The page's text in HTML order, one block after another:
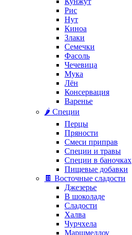
Рис
Нут
Киноа
Злаки
Семечки
Фасоль
Чечевица
Мука
Лён
Консервация
Варенье
🌶️ Специи
Перцы
Пряности
Смеси приправ
Специи и травы
Специи в баночках
Пищевые добавки
🍫 Восточные сладости
Джезерье
В шоколаде
Сладости
Халва
Чурчхела
Маршмеллоу